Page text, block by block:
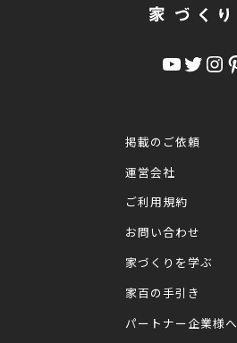
YouTube Twitter InstagramPinterest
掲載のご依頼
運営会社
ご利用規約
お問い合わせ
家づくりを学ぶ
家百の手引き
パートナー企業様へ